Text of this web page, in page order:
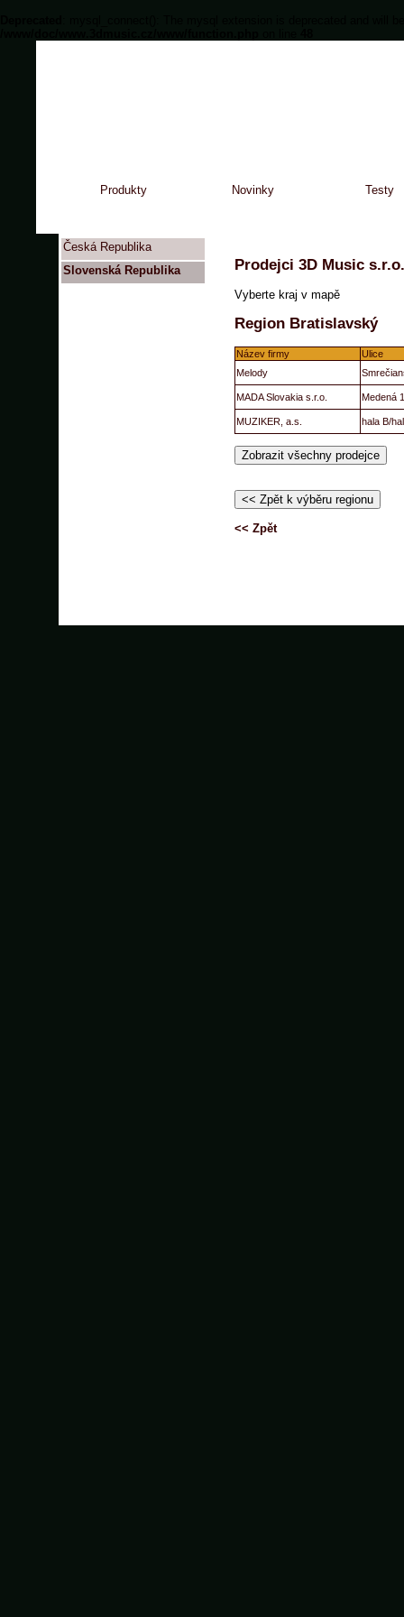
Produkty Novinky Testy
Prodejci 3D Music
Vyberte kraj v mapě
Region Bratislavský
Název firmy
Ulice
Melody
MADA Slovakia s.r.o. Medená
MUZIKER, a.s. hala B/
<< Zpět
Česká Republika
Slovenská Republika